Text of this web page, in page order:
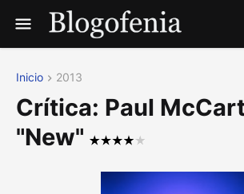
Inicio 2013
Crítica: Paul
"New"